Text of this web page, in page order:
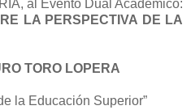
al Evento Dual Académico:
LA PERSPECTIVA DE LA
TORO LOPERA
la Educación Superior”